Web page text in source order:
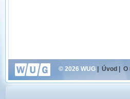
© 2026 WUG Úvod O